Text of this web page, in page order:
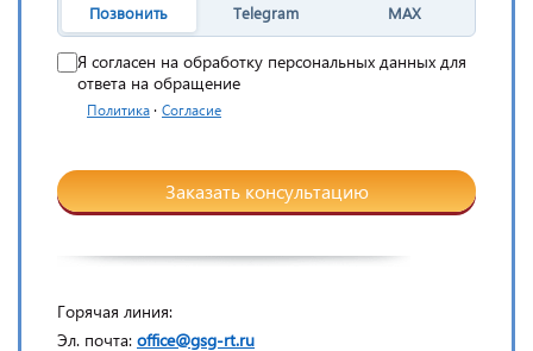
Позвонить Telegram MAX
Я согласен на обработку персональных данных для
ответа на обращение
Политика · Согласие
Заказать консультацию
Горячая линия:
Эл. почта: office@gsg-rt.ru